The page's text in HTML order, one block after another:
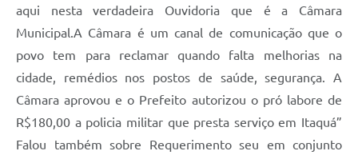
aqui nesta verdadeira Ouvidoria que é a Câmara
Municipal.A Câmara é um canal de comunicação que o
povo tem para reclamar quando falta melhorias na
cidade, remédios nos postos de saúde, segurança. A
Câmara aprovou e o Prefeito autorizou o pró labore de
R$180,00 a policia militar que presta serviço em Itaquá”
Falou também sobre Requerimento seu em conjunto